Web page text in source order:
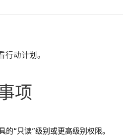
行动计划。
项
的“只读”级别或更高级别权限。